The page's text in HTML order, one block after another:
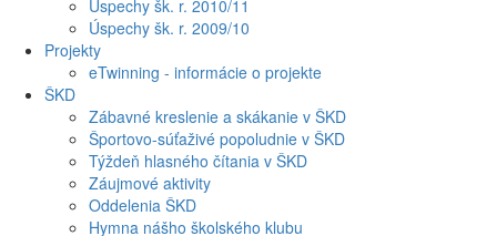
Úspechy šk. r. 2010/11
Úspechy šk. r. 2009/10
Projekty
eTwinning - informácie o projekte
ŠKD
Zábavné kreslenie a skákanie v ŠKD
Športovo-súťaživé popoludnie v ŠKD
Týždeň hlasného čítania v ŠKD
Záujmové aktivity
Oddelenia ŠKD
Hymna nášho školského klubu